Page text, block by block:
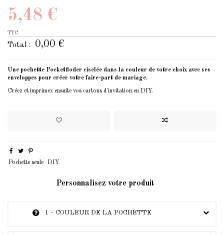
5,48 €
TTC
Total : 0,00 €
Une pochette Pocketfloder ciselée dans la couleur de votre choix avec ses
enveloppes pour créer votre faire-part de mariage.
Créez et imprimez ensuite vos cartons d'invitation en DIY.
Pochette seule DIY
Personnalisez votre produit
1 - COULEUR DE LA POCHETTE